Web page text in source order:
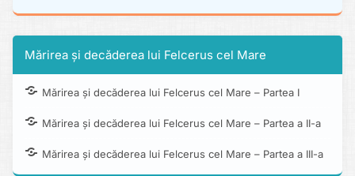
Mărirea și decăderea lui Felcerus cel Mare
Mărirea și decăderea lui Felcerus cel Mare – Partea I
Mărirea și decăderea lui Felcerus cel Mare – Partea a II-a
Mărirea și decăderea lui Felcerus cel Mare – Partea a III-a